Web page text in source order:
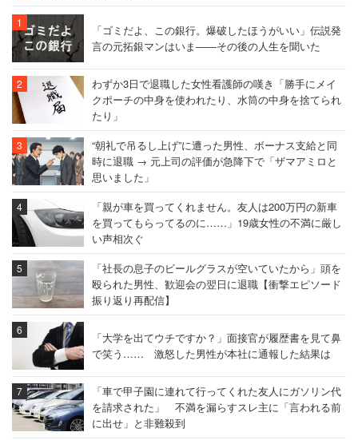
「ゴミだよ、この銀行。爆破したほうがいい」伝説発
言の元拓銀マンはいま――その後の人生を聞いた
わずか3日で退職した女性看護師の嘆き「勝手にメイ
クポーチの中身を使われたり、水筒の中身を捨てられ
たり」
“朝礼で吊るし上げ”に遭った男性、ボーナス支給と同
時に退職 → 元上司の評価が急降下で「ザマアミロと
思いました」
「親が車を買ってくれません。友人は200万円の新車
を買ってもらってるのに……」19歳女性の不満に厳し
い声相次ぐ
「社長の息子のビールグラスが空いていたから」頭を
殴られた男性、歓迎会の翌日に退職【衝撃エピソード
振り返り再配信】
「大学を出てウチですか？」面接官が履歴書を見て鼻
で笑う…… 激怒した男性が本社に通報した結果は
「車で甲子園に連れて行ってくれた友人にガソリン代
を請求された」 不満を漏らすスレ主に「言われる前
に出せ」と非難殺到